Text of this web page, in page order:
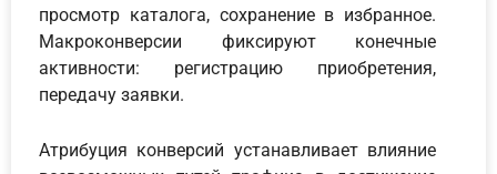
просмотр каталога, сохранение в избранное.
Макроконверсии фиксируют конечные
активности: регистрацию приобретения,
передачу заявки.
Атрибуция конверсий устанавливает влияние